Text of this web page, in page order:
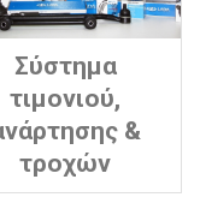
Σύστημα
τιμονιού,
&
τροχών